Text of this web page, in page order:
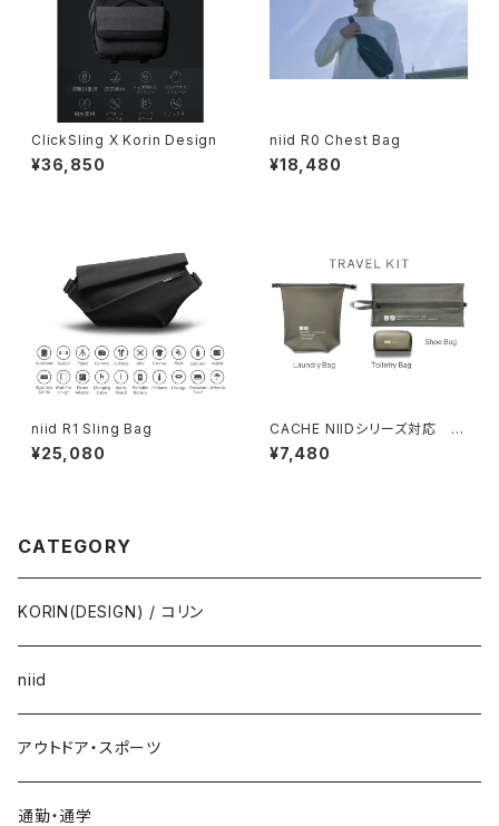
ClickSling X Korin Design
¥36,850
niid R0 Chest Bag
¥18,480
niid R1 Sling Bag
¥25,080
CACHE NIIDシリーズ対応 ト
ラベルキット
¥7,480
CATEGORY
KORIN(DESIGN) / コリン
niid
アウトドア・スポーツ
通勤・通学